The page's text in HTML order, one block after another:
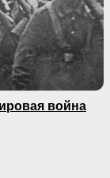
война